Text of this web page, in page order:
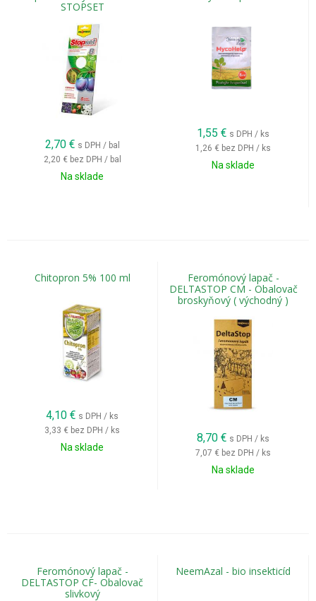
STOPSET
2,70 € s DPH / bal
2,20 € bez DPH / bal
Na sklade
1,55 € s DPH / ks
1,26 € bez DPH / ks
Na sklade
Chitopron 5% 100 ml
4,10 € s DPH / ks
3,33 € bez DPH / ks
Na sklade
Feromónový lapač -
DELTASTOP CM - Obalovač
broskyňový ( východný )
8,70 € s DPH / ks
7,07 € bez DPH / ks
Na sklade
Feromónový lapač -
DELTASTOP CF- Obalovač
slivkový
NeemAzal - bio insekticíd